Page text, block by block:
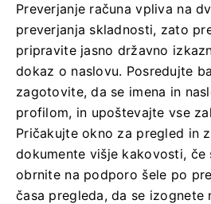
Preverjanje računa vpliva na
preverjanja skladnosti, zato
pripravite jasno državno
dokaz o naslovu. Posredujte
zagotovite, da se imena in
profilom, in upoštevajte vse
Pričakujte okno za pregled in
dokumente višje kakovosti, če
obrnite na podporo šele po
časa pregleda, da se izognete